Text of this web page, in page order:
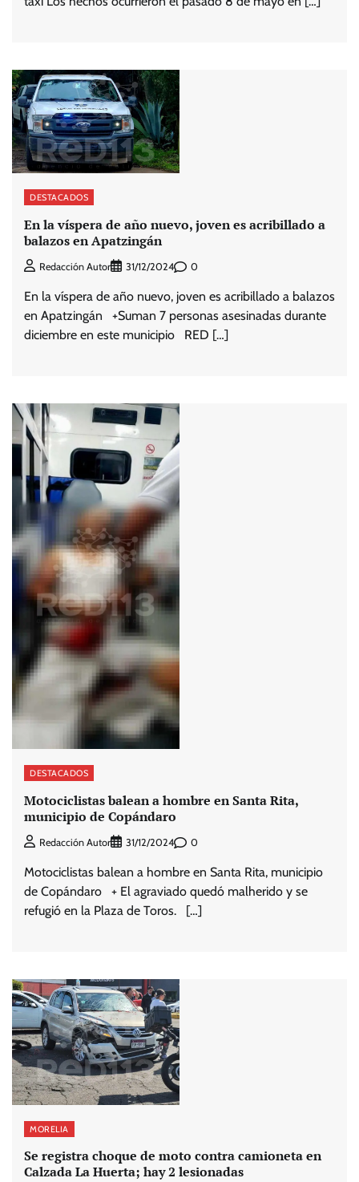
DESTACADOS
En la víspera de año nuevo, joven es acribillado a
balazos en Apatzingán
Redacción Autor 31/12/2024 0
En la víspera de año nuevo, joven es acribillado a balazos
en Apatzingán +Suman 7 personas asesinadas durante
diciembre en este municipio RED […]
DESTACADOS
Motociclistas balean a hombre en Santa Rita,
municipio de Copándaro
Redacción Autor 31/12/2024 0
Motociclistas balean a hombre en Santa Rita, municipio
de Copándaro + El agraviado quedó malherido y se
refugió en la Plaza de Toros. […]
MORELIA
Se registra choque de moto contra camioneta en
Calzada La Huerta; hay 2 lesionadas